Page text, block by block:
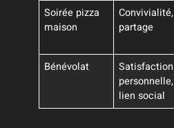
Soirée pizza
maison
Convivialité,
partage
Bénévolat
Satisfaction
personnelle,
lien social